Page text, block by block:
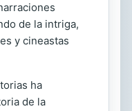
de la intriga,
y cineastas
ha
de la